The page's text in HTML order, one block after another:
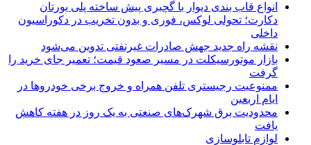
انواع قاب بندی دیوار با گچبری پیش ساخته پلی یورتان
دکارت؛ تحولی لوکس، فوری و بدون تخریب در دکوراسیون
داخلی
نقشه راه جدید جهش صادرات غیرنفتی تدوین می‌شود
بازار موتورسیکلت در مسیر صعود قیمت؛ تعمیر جای خرید را
گرفت
ممنوعیت رجیستری تلفن همراه و خروج برخی خودروها در
ایام اربعین
محدودیت برق شهرک‌های صنعتی به یک روز در هفته کاهش
یافت
لوازم تابلوسازی